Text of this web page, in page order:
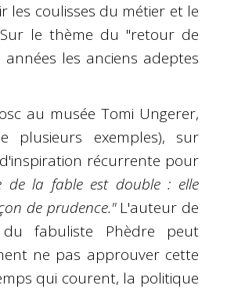
les coulisses du métier et le
le thème du "retour de
les anciens adeptes
au musée Tomi Ungerer,
plusieurs exemples), sur
récurrente pour
de la fable est double : elle
de prudence."L'auteur de
fabuliste Phèdre peut
ne pas approuver cette
qui courent, la politique